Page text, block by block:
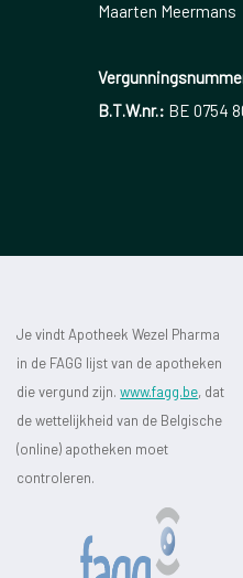
Maarten Meermans
B.T.W.nr.: BE 0754
Je vindt Apotheek Wezel Pharma
in de FAGG lijst van de apotheken
die vergund zijn.www.fagg.be, dat
de wettelijkheid van de Belgische
(online) apotheken moet
controleren.